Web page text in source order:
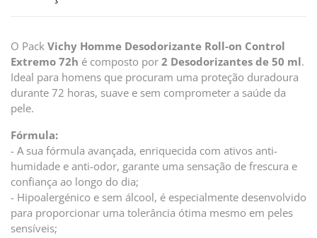
O Pack Vichy Homme Desodorizante Roll-on Control
Extremo 72h é composto por 2 Desodorizantes de 50 ml.
Ideal para homens que procuram uma proteção duradoura
durante 72 horas, suave e sem comprometer a saúde da
pele.
Fórmula:
- A sua fórmula avançada, enriquecida com ativos anti-
humidade e anti-odor, garante uma sensação de frescura e
confiança ao longo do dia;
- Hipoalergénico e sem álcool, é especialmente desenvolvido
para proporcionar uma tolerância ótima mesmo em peles
sensíveis;